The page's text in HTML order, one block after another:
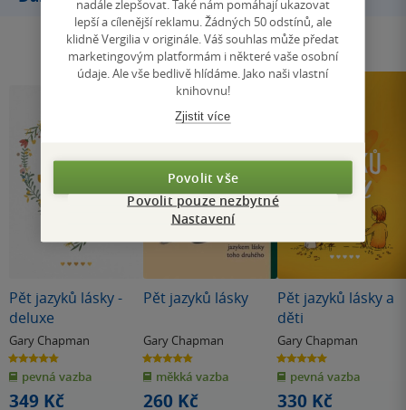
Pět jazyků lásky -
deluxe
Gary Chapman
4.8
z
5
hvězdiček
pevná vazba
349 Kč
Pět jazyků lásky
Gary Chapman
4.8
z
5
hvězdiček
měkká vazba
260 Kč
Pět jazyků lásky a
děti
Gary Chapman
5.0
z
5
hvězdiček
pevná vazba
330 Kč
nadále zlepšovat. Také nám pomáhají ukazovat
lepší a cílenější reklamu. Žádných 50 odstínů, ale
klidně Vergilia v originále. Váš souhlas může předat
marketingovým platformám i některé vaše osobní
údaje. Ale vše bedlivě hlídáme. Jako naši vlastní
knihovnu!
Zjistit více
Povolit vše
Povolit pouze nezbytné
Nastavení